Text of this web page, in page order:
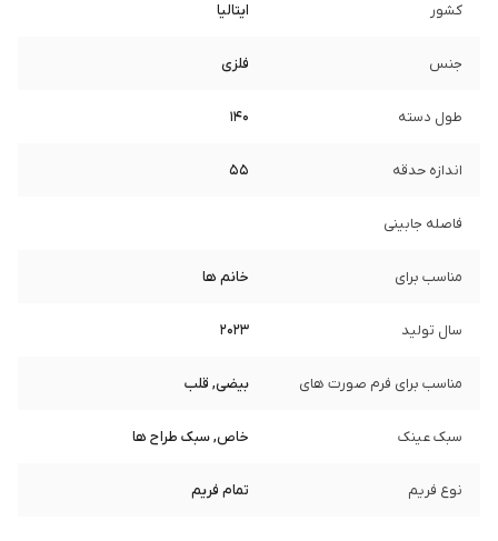
کشور ایتالیا
جنس فلزی
طول دسته 140
اندازه حدقه 55
فاصله جابینی
مناسب برای خانم ها
سال تولید 2023
مناسب برای فرم صورت های بیضی, قلب
سبک عینک خاص, سبک طراح ها
نوع فریم تمام فریم